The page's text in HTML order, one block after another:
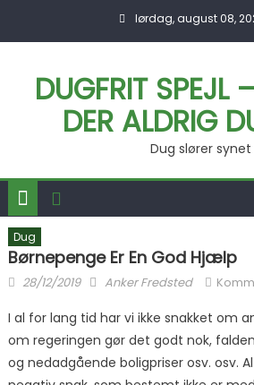
lørdag, august 08,
DUGFRIT SPEJL
DER ALDRIG
Dug slører synet
Dug
Børnepenge Er En God Hjælp
Posted on
28/12/2019 Author
Anker Fredsted
I al for lang tid har vi ikke snakket om
om regeringen gør det godt nok,
og nedadgående boligpriser osv. osv.